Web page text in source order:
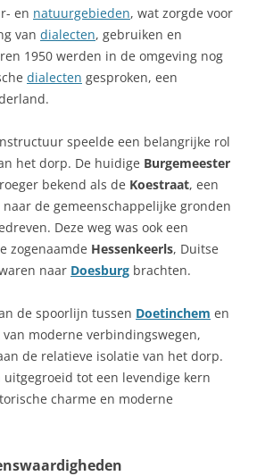
en natuurgebieden, wat zorgde voor
van dialecten, gebruiken en
1950 werden in de omgeving nog
dialecten gesproken, een
speelde een belangrijke rol
het dorp. De huidige Burgemeester
bekend als de Koestraat, een
de gemeenschappelijke gronden
Deze weg was ook een
zogenaamde Hessenkeerls, Duitse
naar Doesburg brachten.
de spoorlijn tussen Doetinchem en
van moderne verbindingswegen,
de relatieve isolatie van het dorp.
uitgegroeid tot een levendige kern
charme en moderne